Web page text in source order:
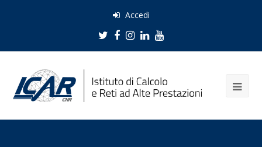
Accedi
Twitter
Facebook
Instagram
LinkedIn
Youtube